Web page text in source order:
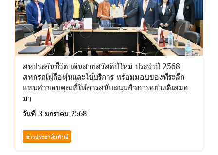
สหประกันชีวิต เดินสายสวัสดีปีใหม่ ประจำปี 2568
สหกรณ์ผู้ถือหุ้นและใช้บริการ พร้อมมอบของที่ระลึก
แทนคำขอบคุณที่ให้การสนับสนุนกิจการอย่างดีเสมอ
มา
วันที่ 3 มกราคม 2568
ข่าวประชาสัมพันธ์